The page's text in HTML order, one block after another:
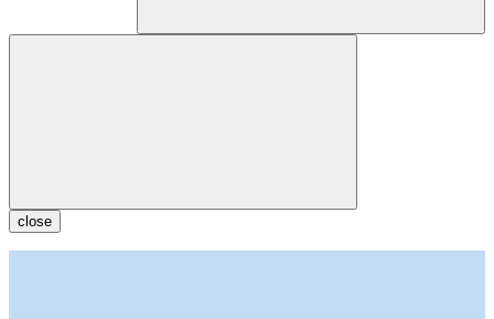
close